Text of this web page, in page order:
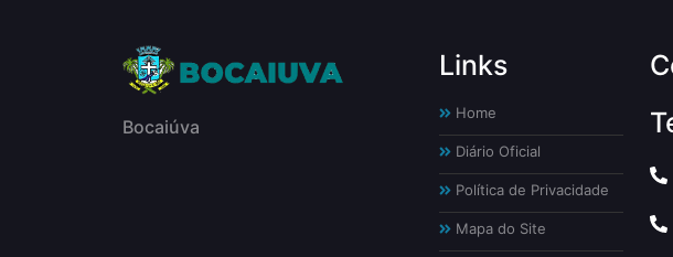
Bocaiúva
Links
Home
Diário Oficial
Política de Privacidade
Mapa do Site